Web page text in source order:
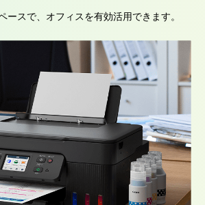
ースで、オフィスを有効活用できます。